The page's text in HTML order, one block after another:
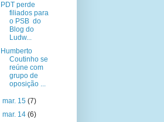
PDT perde
filiados para
o PSB do
Blog do
Ludw...
Humberto
Coutinho se
reúne com
grupo de
oposição ...
mar. 15 (7)
mar. 14 (6)